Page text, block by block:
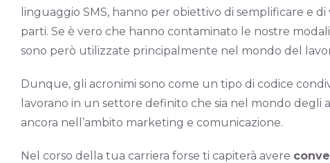
linguaggio SMS, hanno per obiettivo di semplificare e
parti. Se è vero che hanno contaminato le nostre
sono però utilizzate principalmente nel mondo del
Dunque, gli acronimi sono come un tipo di codice
lavorano in un settore definito che sia nel mondo degli
ancora nell’ambito marketing e comunicazione.
Nel corso della tua carriera forse ti capiterà avere